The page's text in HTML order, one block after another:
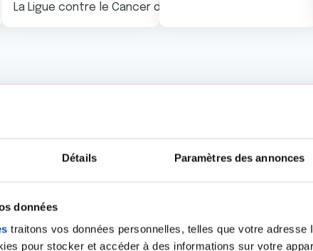
Détails Paramètres des annonces
données
traitons vos données personnelles, telles que votre adresse
pour stocker et accéder à des informations sur votre
La Ligue contre le Cancer de l'Eure est intervenue
la Ligue contre